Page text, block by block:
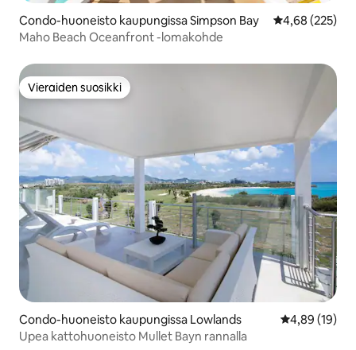
Condo-huoneisto kaupungissa Simpson Bay
4,68 (225)
Maho Beach Oceanfront -lomakohde
Vieraiden suosikki
Vieraiden suosikki
Condo-huoneisto kaupungissa Lowlands
4,89 (19)
Upea kattohuoneisto Mullet Bayn rannalla